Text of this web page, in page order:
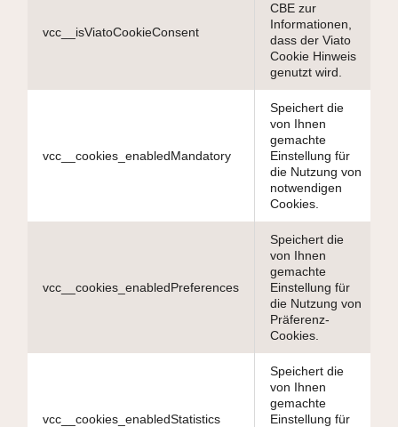
vcc__isViatoCookieConsent
CBE zur
Informationen,
dass der Viato
Cookie Hinweis
genutzt wird.
vcc__cookies_enabledMandatory
Speichert die
von Ihnen
gemachte
Einstellung für
die Nutzung von
notwendigen
Cookies.
vcc__cookies_enabledPreferences
Speichert die
von Ihnen
gemachte
Einstellung für
die Nutzung von
Präferenz-
Cookies.
vcc__cookies_enabledStatistics
Speichert die
von Ihnen
gemachte
Einstellung für